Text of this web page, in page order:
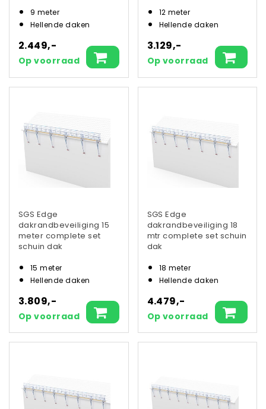
9 meter
Hellende daken
2.449,-
Op voorraad
12 meter
Hellende daken
3.129,-
Op voorraad
SGS Edge
dakrandbeveiliging 15
meter complete set
schuin dak
15 meter
Hellende daken
3.809,-
Op voorraad
SGS Edge
dakrandbeveiliging 18
mtr complete set schuin
dak
18 meter
Hellende daken
4.479,-
Op voorraad